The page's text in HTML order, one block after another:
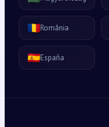
🇷🇴România
🇪🇸España